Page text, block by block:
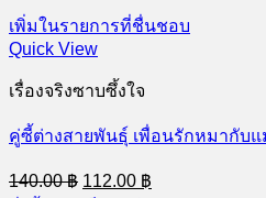
เพิ่มในรายการที่ชื่นชอบ
Quick View
เรื่องจริงซาบซึ้งใจ
คู่ซี้ต่างสายพันธุ์ เพื่อนรักหมากับแ
140.00฿ Original
112.00 ฿